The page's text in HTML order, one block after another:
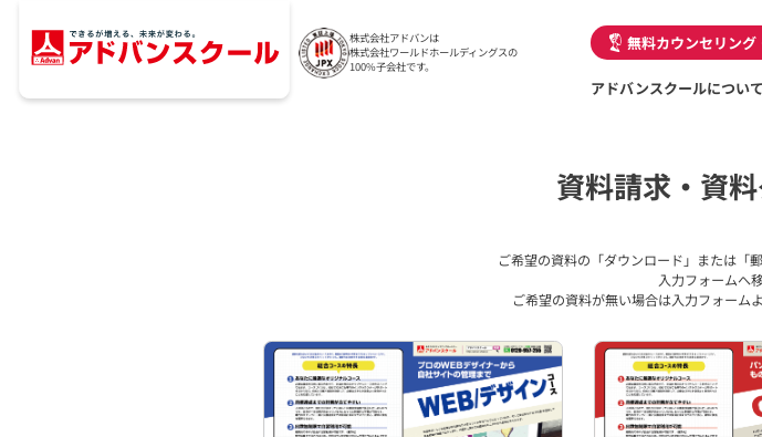
株式会社アドバンは
株式会社ワールドホールディングスの
100%子会社です。
無料カウンセリング
アドバンスクールについ
資料請求・資
ご希望の資料の「ダウンロード」または「
入力フォームへ
ご希望の資料が無い場合は入力フォーム